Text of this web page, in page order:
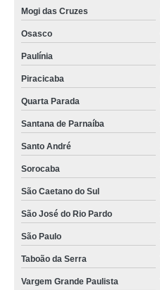
Mogi das Cruzes
Osasco
Paulínia
Piracicaba
Quarta Parada
Santana de Parnaíba
Santo André
Sorocaba
São Caetano do Sul
São José do Rio Pardo
São Paulo
Taboão da Serra
Vargem Grande Paulista